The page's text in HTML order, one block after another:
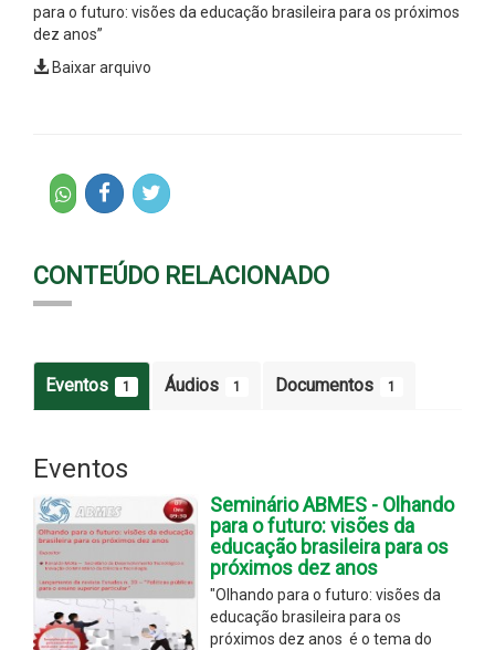
para o futuro: visões da educação brasileira para os próximos
dez anos”
Baixar arquivo
CONTEÚDO RELACIONADO
Eventos 1 Áudios 1 Documentos 1
Eventos
Seminário ABMES - Olhando
para o futuro: visões da
educação brasileira para os
próximos dez anos
"Olhando para o futuro: visões da
educação brasileira para os
próximos dez anos é o tema do